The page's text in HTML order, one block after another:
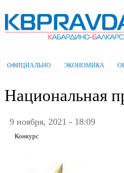
Электронная газета "Кабардино-
Балкарская правда"
Главное меню
ОФИЦИАЛЬНО ЭКОНОМИКА
Национальная
9 ноября, 2021 - 18:09
Конкурс